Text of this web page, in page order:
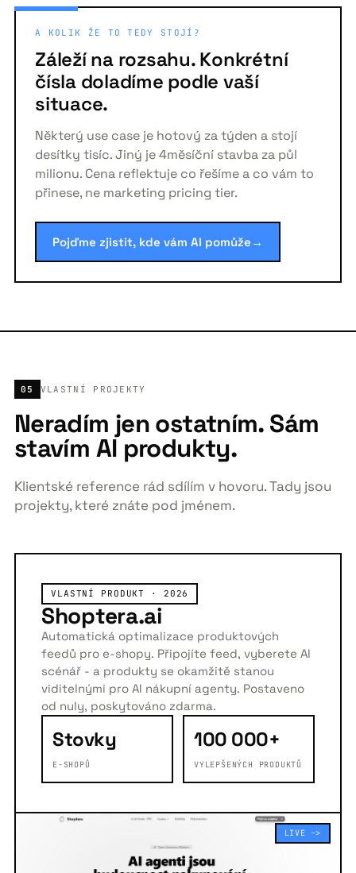
A KOLIK ŽE TO TEDY STOJÍ?
Záleží na rozsahu. Konkrétní
čísla doladíme podle vaší
situace.
Některý use case je hotový za týden a stojí
desítky tisíc. Jiný je 4měsíční stavba za půl
milionu. Cena reflektuje co řešíme a co vám to
přinese, ne marketing pricing tier.
Pojďme zjistit, kde vám AI pomůže →
05 VLASTNÍ PROJEKTY
Neradím jen ostatním. Sám
stavím AI produkty.
Klientské reference rád sdílím v hovoru. Tady jsou
projekty, které znáte pod jménem.
VLASTNÍ PRODUKT · 2026
Shoptera.ai
Automatická optimalizace produktových
feedů pro e-shopy. Připojíte feed, vyberete AI
scénář - a produkty se okamžitě stanou
viditelnými pro AI nákupní agenty. Postaveno
od nuly, poskytováno zdarma.
Stovky
E-SHOPŮ
100 000+
VYLEPŠENÝCH PRODUKTŮ
LIVE ->